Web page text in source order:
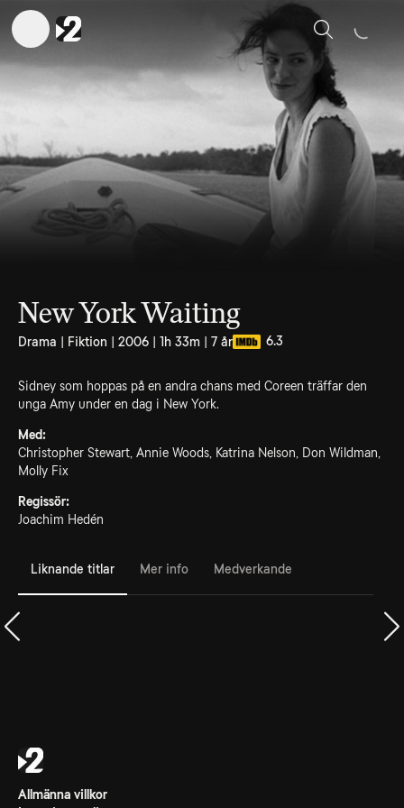
Sök
New York Waiting
Drama | Fiktion | 2006 | 1h 33m | 7 år 6.3
Sidney som hoppas på en andra chans med Coreen träffar den
unga Amy under en dag i New York.
Med:
Christopher Stewart, Annie Woods, Katrina Nelson, Don Wildman,
Molly Fix
Regissör:
Joachim Hedén
Liknande titlar Mer info Medverkande
Allmänna villkor